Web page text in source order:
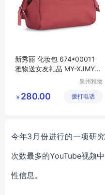
新秀丽 化妆包 674*00011
雅物送女友礼品 MY-XJMY-
泉州雅物
公司
￥ 280.00 拨打电话
今年3月份进行的一项研究
次数最多的YouTube视频
性信息。